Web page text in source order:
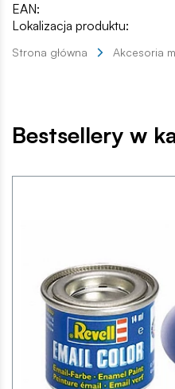
EAN:
Lokalizacja produktu:
Strona główna Akcesoria
Bestsellery w